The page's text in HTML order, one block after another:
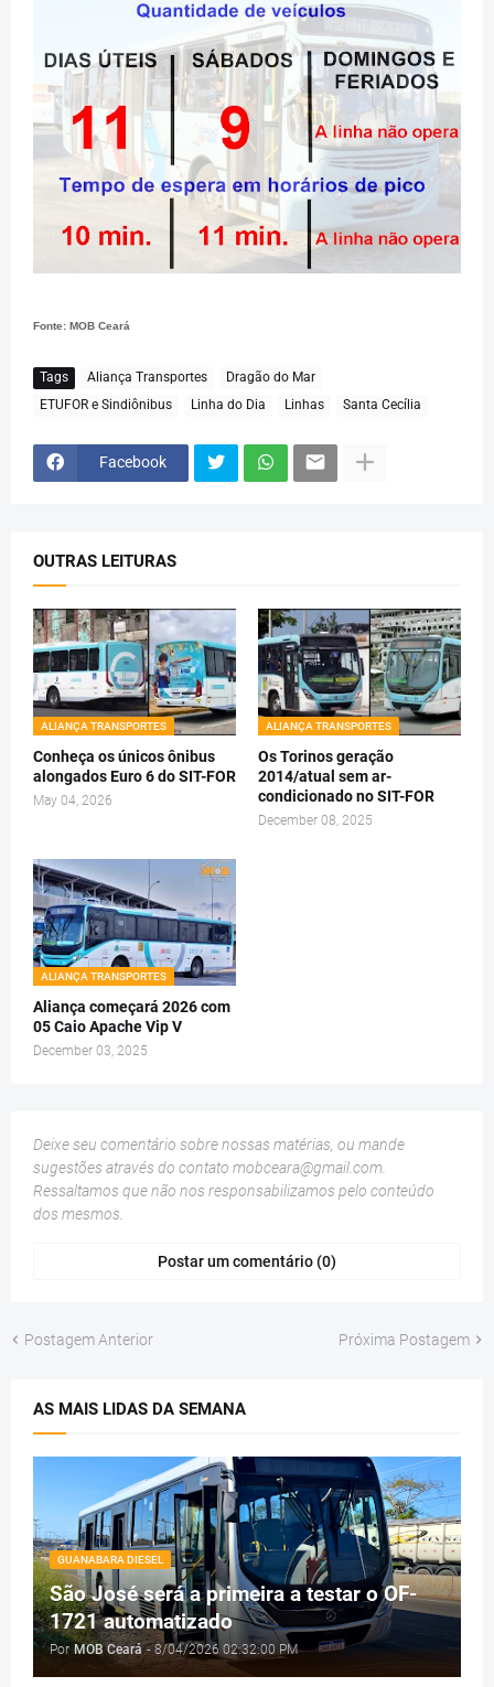
Fonte: MOB Ceará
Tags Aliança Transportes
Dragão do Mar
ETUFOR e Sindiônibus
Linha do Dia Linhas Santa Cecília
Facebook
OUTRAS LEITURAS
ALIANÇA TRANSPORTES
Conheça os únicos ônibus
alongados Euro 6 do SIT-FOR
May 04, 2026
ALIANÇA TRANSPORTES
Os Torinos geração
2014/atual sem ar-
condicionado no SIT-FOR
December 08, 2025
ALIANÇA TRANSPORTES
Aliança começará 2026 com
05 Caio Apache Vip V
December 03, 2025
Deixe seu comentário sobre nossas matérias, ou mande
sugestões através do contato mobceara@gmail.com
Ressaltamos que não nos responsabilizamos pelo conteúdo
dos mesmos.
Postar um comentário (0)
Postagem Anterior Próxima Postagem
AS MAIS LIDAS DA SEMANA
GUANABARA DIESEL
São José será a primeira a testar o OF-
1721 automatizado
Por MOB Ceará - 8/04/2026 02:32:00 PM